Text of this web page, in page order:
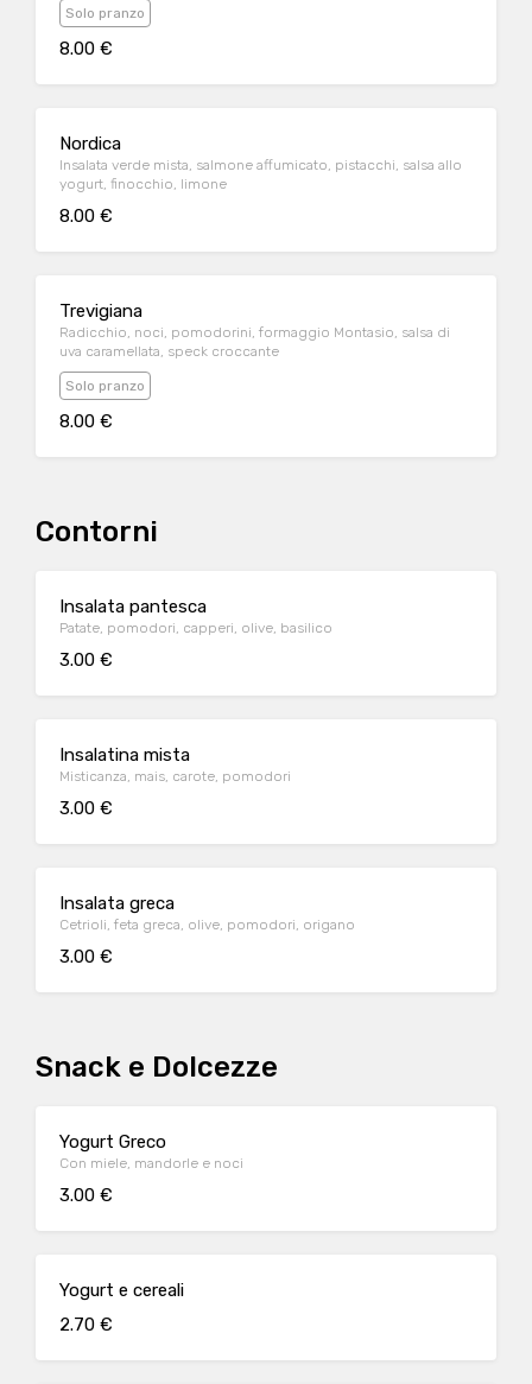
Solo pranzo
8.00 €
Nordica
Insalata verde mista, salmone affumicato, pistacchi, salsa allo
yogurt, finocchio, limone
8.00 €
Trevigiana
Radicchio, noci, pomodorini, formaggio Montasio, salsa di
uva caramellata, speck croccante
Solo pranzo
8.00 €
Contorni
Insalata pantesca
Patate, pomodori, capperi, olive, basilico
3.00 €
Insalatina mista
Misticanza, mais, carote, pomodori
3.00 €
Insalata greca
Cetrioli, feta greca, olive, pomodori, origano
3.00 €
Snack e Dolcezze
Yogurt Greco
Con miele, mandorle e noci
3.00 €
Yogurt e cereali
2.70 €